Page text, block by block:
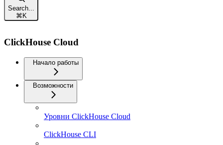
Search...
⌘ K
ClickHouse Cloud
Начало работы
Возможности
Уровни ClickHouse Cloud
ClickHouse CLI